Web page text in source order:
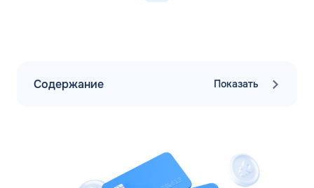
Содержание Показать